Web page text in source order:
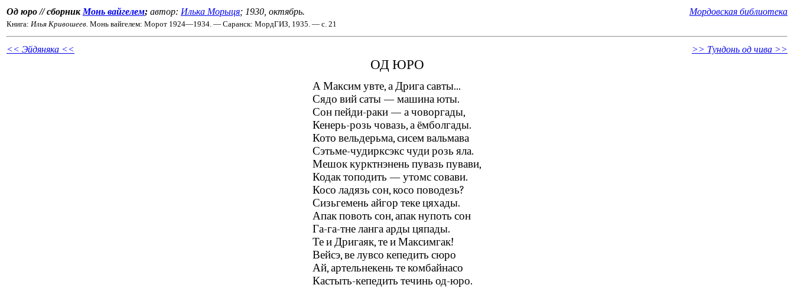
Од юро // сборник Монь вайгелем; автор: Илька Морыця; 1930, октябрь. Мордовская библиотека
Книга: Илья Кривошеев. Монь вайгелем: Морот 1924—1934. — Саранск: МордГИЗ, 1935. — с. 21
<< Эйдяняка << >> Тундонь од чива >>
ОД ЮРО
А Максим увте, а Дрига савты...
Сядо вий саты — машина юты.
Сон пейди-раки — а човоргады,
Кенерь-розь човазь, а ёмболгады.
Кото вельдерьма, сисем вальмава
Сэтьме-чудирксэкс чуди розь яла.
Мешок курктнэнень пувазь пувави,
Кодак топодить — утомс совави.
Косо ладязь сон, косо поводезь?
Сизьгемень айгор теке цяхады.
Апак повоть сон, апак нупоть сон
Га-га-тне ланга арды цяпады.
Те и Дригаяк, те и Максимгак!
Вейсэ, ве лувсо кепедить сюро
Ай, артельнекень те комбайнасо
Кастыть-кепедить течинь од-юро.